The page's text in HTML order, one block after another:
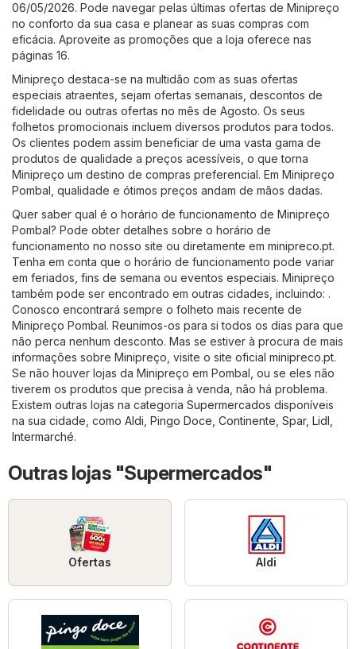
06/05/2026. Pode navegar pelas últimas ofertas de Minipreço
no conforto da sua casa e planear as suas compras com
eficácia. Aproveite as promoções que a loja oferece nas
páginas 16.
Minipreço destaca-se na multidão com as suas ofertas
especiais atraentes, sejam ofertas semanais, descontos de
fidelidade ou outras ofertas no mês de Agosto. Os seus
folhetos promocionais incluem diversos produtos para todos.
Os clientes podem assim beneficiar de uma vasta gama de
produtos de qualidade a preços acessíveis, o que torna
Minipreço um destino de compras preferencial. Em Minipreço
Pombal, qualidade e ótimos preços andam de mãos dadas.
Quer saber qual é o horário de funcionamento de Minipreço
Pombal? Pode obter detalhes sobre o horário de
funcionamento no nosso site ou diretamente em minipreco.pt.
Tenha em conta que o horário de funcionamento pode variar
em feriados, fins de semana ou eventos especiais. Minipreço
também pode ser encontrado em outras cidades, incluindo: .
Conosco encontrará sempre o folheto mais recente de
Minipreço Pombal. Reunimos-os para si todos os dias para que
não perca nenhum desconto. Mas se estiver à procura de mais
informações sobre Minipreço, visite o site oficial minipreco.pt.
Se não houver lojas da Minipreço em Pombal, ou se eles não
tiverem os produtos que precisa à venda, não há problema.
Existem outras lojas na categoria Supermercados disponíveis
na sua cidade, como Aldi Pingo Doce Continente Spar, Lidl
Intermarché.
Outras lojas "Supermercados"
Ofertas Aldi